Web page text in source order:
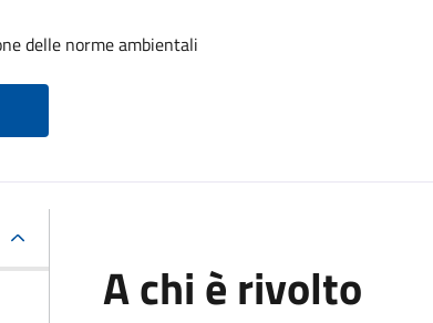
delle norme ambientali
A chi è rivolto